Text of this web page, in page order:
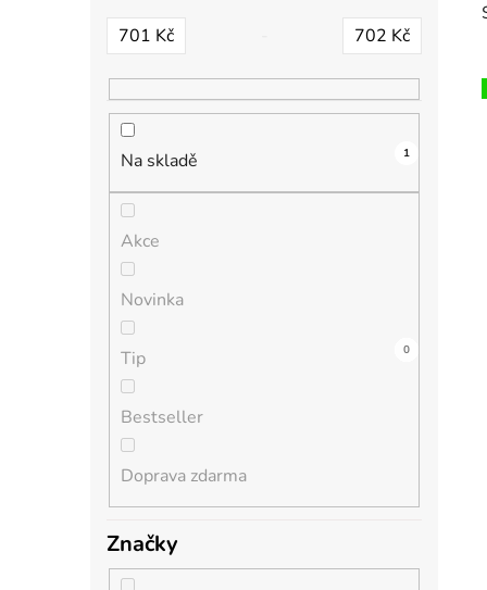
701 Kč 702 Kč
Na skladě 1
Akce
0
Novinka
0
Tip 0
Bestseller
0
Doprava zdarma
0
Značky